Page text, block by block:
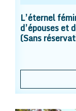
L’éternel
d’épouses et
(Sans